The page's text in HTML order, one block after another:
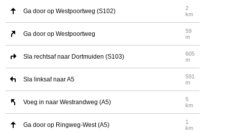
Ga door op Westpoortweg (S102)
2
km
Ga door op Westpoortweg
59
m
Sla rechtsaf naar Dortmuiden (S103)
605
m
Sla linksaf naar A5
591
m
Voeg in naar Westrandweg (A5)
5
km
Ga door op Ringweg-West (A5)
1
km